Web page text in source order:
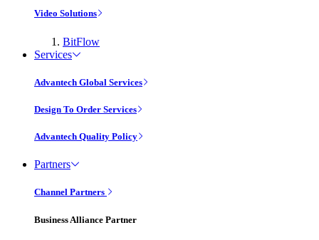
Video Solutions
BitFlow
Services
Advantech Global Services
Design To Order Services
Advantech Quality Policy
Partners
Channel Partners
Business Alliance Partner